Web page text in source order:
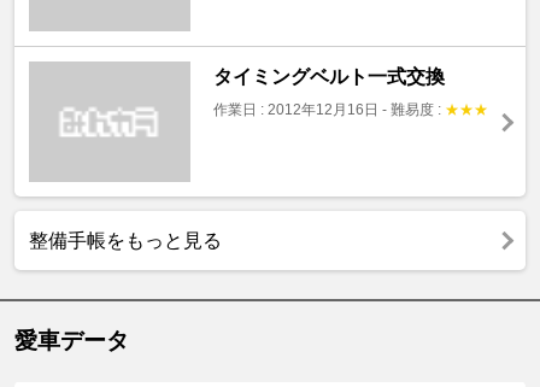
タイミングベルト一式交換
作業日 : 2012年12月16日 - 難易度 : ★★★
整備手帳をもっと見る
愛車データ